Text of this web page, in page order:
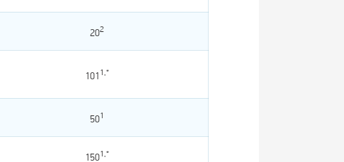
202
101 1,*
501
1501,*